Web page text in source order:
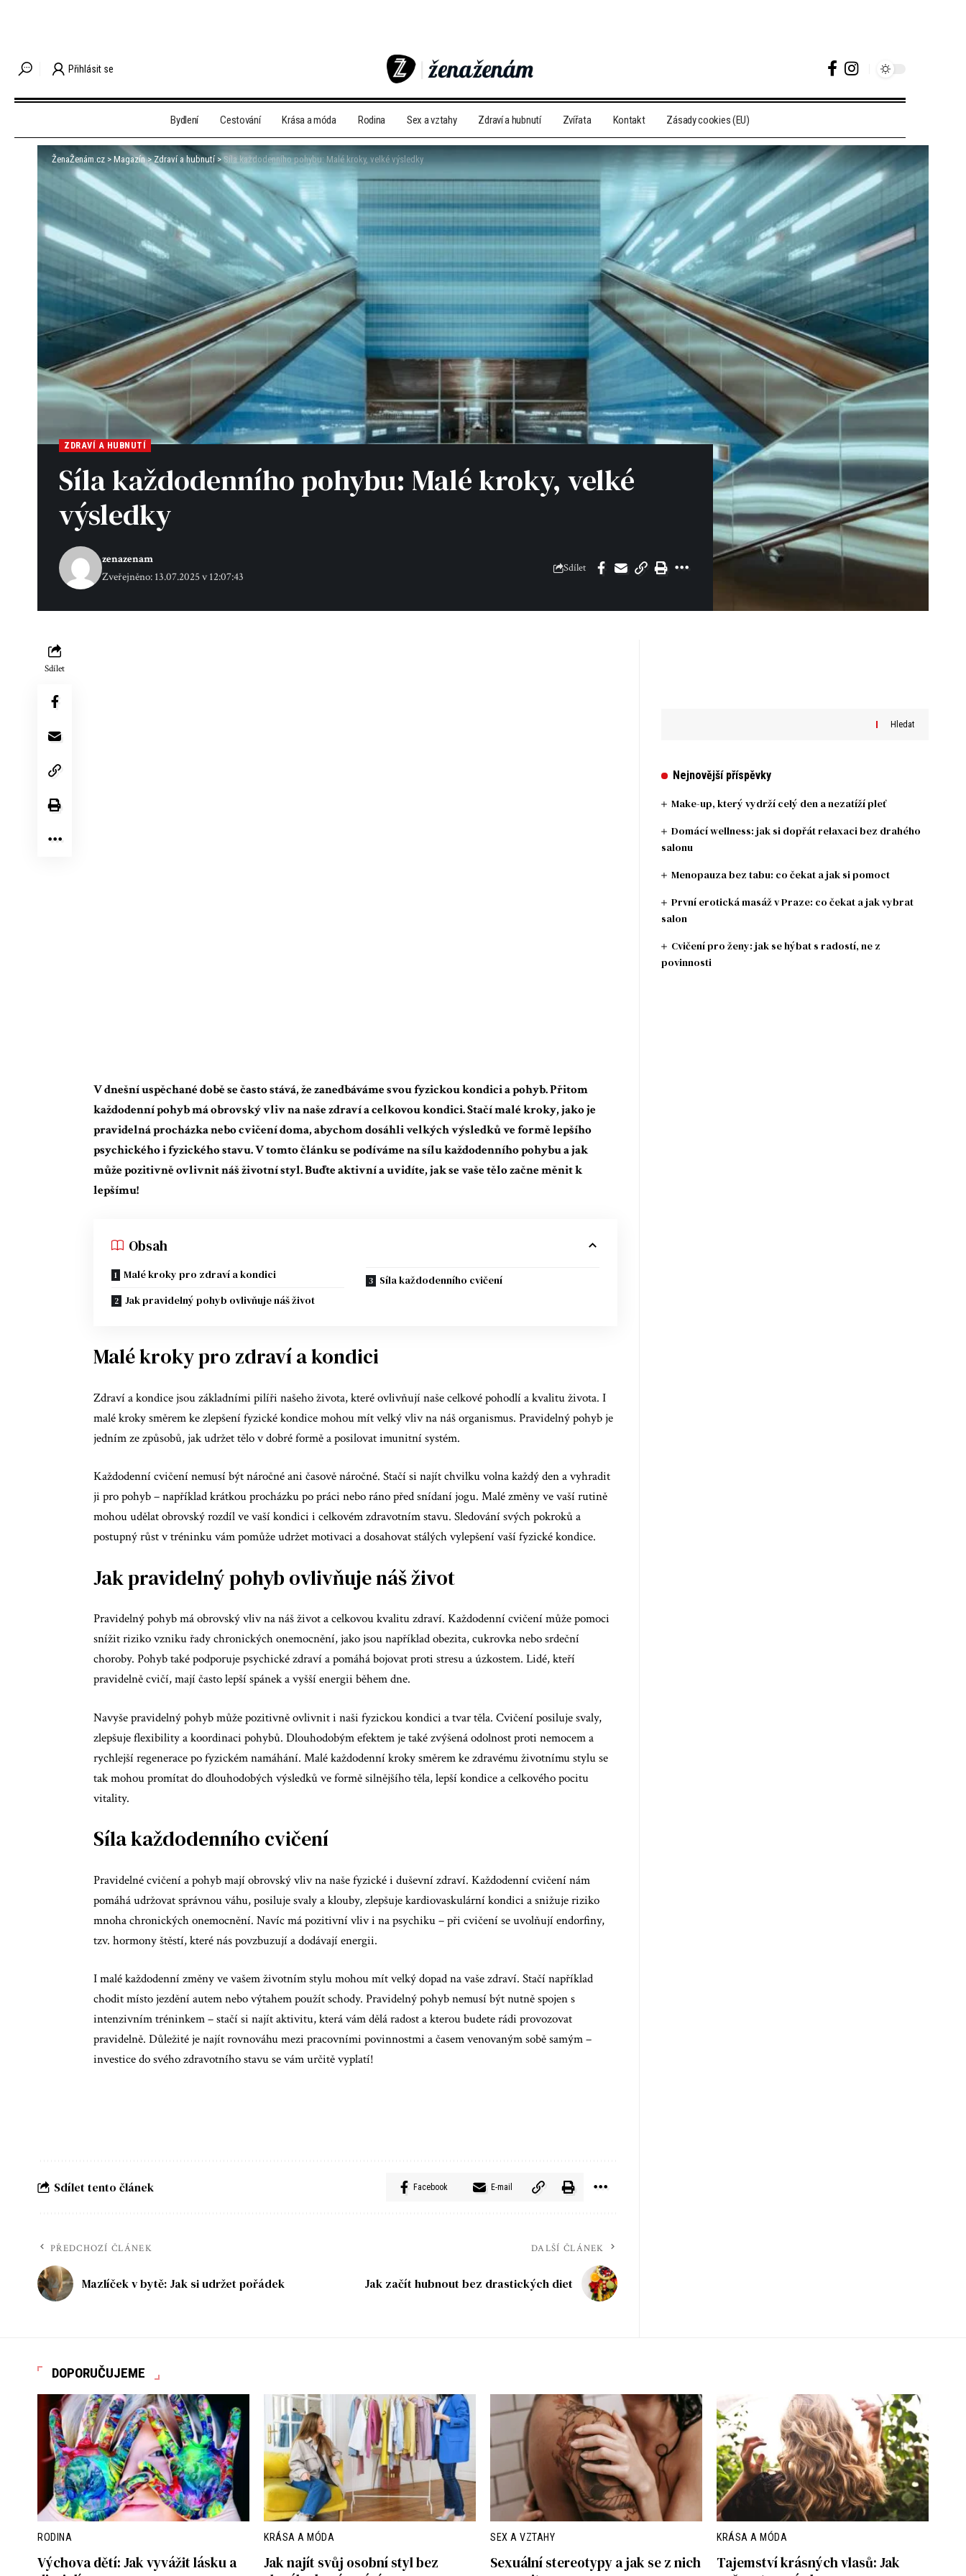
Přihlásit se
Bydlení Cestování Krása a móda Rodina Sex a vztahy Zdraví a hubnutí Zvířata Kontakt Zásady cookies (EU)
ŽenaŽenám.cz > Magazín>Zdraví a hubnutí> Síla každodenního pohybu: Malé kroky, velké výsledky
ZDRAVÍ A HUBNUTÍ
Síla každodenního pohybu: Malé kroky, velké
výsledky
Zveřejněno: 13.07.2025 v 12:07:43
zenazenam
Sdílet
Sdílet
V dnešní uspěchané době se často stává, že zanedbáváme svou fyzickou kondici a pohyb. Přitom
každodenní pohyb má obrovský vliv na naše zdraví a celkovou kondici. Stačí malé kroky, jako je
pravidelná procházka nebo cvičení doma, abychom dosáhli velkých výsledků ve formě lepšího
psychického i fyzického stavu. V tomto článku se podíváme na sílu každodenního pohybu a jak
může pozitivně ovlivnit náš životní styl. Buďte aktivní a uvidíte, jak se vaše tělo začne měnit k
lepšímu!
Obsah
Malé kroky pro zdraví a kondici
Jak pravidelný pohyb ovlivňuje náš život
Síla každodenního cvičení
Malé kroky pro zdraví a kondici
Zdraví a kondice jsou základními pilíři našeho života, které ovlivňují naše celkové pohodlí a kvalitu života. I
malé kroky směrem ke zlepšení fyzické kondice mohou mít velký vliv na náš organismus. Pravidelný pohyb je
jedním ze způsobů, jak udržet tělo v dobré formě a posilovat imunitní systém.
Každodenní cvičení nemusí být náročné ani časově náročné. Stačí si najít chvilku volna každý den a vyhradit
ji pro pohyb – například krátkou procházku po práci nebo ráno před snídaní jogu. Malé změny ve vaší rutině
mohou udělat obrovský rozdíl ve vaší kondici i celkovém zdravotním stavu. Sledování svých pokroků a
postupný růst v tréninku vám pomůže udržet motivaci a dosahovat stálých vylepšení vaší fyzické kondice.
Jak pravidelný pohyb ovlivňuje náš život
Pravidelný pohyb má obrovský vliv na náš život a celkovou kvalitu zdraví. Každodenní cvičení může pomoci
snížit riziko vzniku řady chronických onemocnění, jako jsou například obezita, cukrovka nebo srdeční
choroby. Pohyb také podporuje psychické zdraví a pomáhá bojovat proti stresu a úzkostem. Lidé, kteří
pravidelně cvičí, mají často lepší spánek a vyšší energii během dne.
Navyše pravidelný pohyb může pozitivně ovlivnit i naši fyzickou kondici a tvar těla. Cvičení posiluje svaly,
zlepšuje flexibility a koordinaci pohybů. Dlouhodobým efektem je také zvýšená odolnost proti nemocem a
rychlejší regenerace po fyzickém namáhání. Malé každodenní kroky směrem ke zdravému životnímu stylu se
tak mohou promítat do dlouhodobých výsledků ve formě silnějšího těla, lepší kondice a celkového pocitu
vitality.
Síla každodenního cvičení
Pravidelné cvičení a pohyb mají obrovský vliv na naše fyzické i duševní zdraví. Každodenní cvičení nám
pomáhá udržovat správnou váhu, posiluje svaly a klouby, zlepšuje kardiovaskulární kondici a snižuje riziko
mnoha chronických onemocnění. Navíc má pozitivní vliv i na psychiku – při cvičení se uvolňují endorfiny,
tzv. hormony štěstí, které nás povzbuzují a dodávají energii.
I malé každodenní změny ve vašem životním stylu mohou mít velký dopad na vaše zdraví. Stačí například
chodit místo jezdění autem nebo výtahem použít schody. Pravidelný pohyb nemusí být nutně spojen s
intenzivním tréninkem – stačí si najít aktivitu, která vám dělá radost a kterou budete rádi provozovat
pravidelně. Důležité je najít rovnováhu mezi pracovními povinnostmi a časem venovaným sobě samým –
investice do svého zdravotního stavu se vám určitě vyplatí!
Sdílet tento článek Facebook E-mail
PŘEDCHOZÍ ČLÁNEK
Mazlíček v bytě: Jak si udržet pořádek
DALŠÍ ČLÁNEK
Jak začít hubnout bez drastických diet
Hledat
Nejnovější příspěvky
Make-up, který vydrží celý den a nezatíží pleť
Domácí wellness: jak si dopřát relaxaci bez drahého
salonu
Menopauza bez tabu: co čekat a jak si pomoct
První erotická masáž v Praze: co čekat a jak vybrat
salon
Cvičení pro ženy: jak se hýbat s radostí, ne z
povinnosti
DOPORUČUJEME
RODINA
Výchova dětí: Jak vyvážit lásku a
KRÁSA A MÓDA
Jak najít svůj osobní styl bez
SEX A VZTAHY
Sexuální stereotypy a jak se z nich
KRÁSA A MÓDA
Tajemství krásných vlasů: Jak